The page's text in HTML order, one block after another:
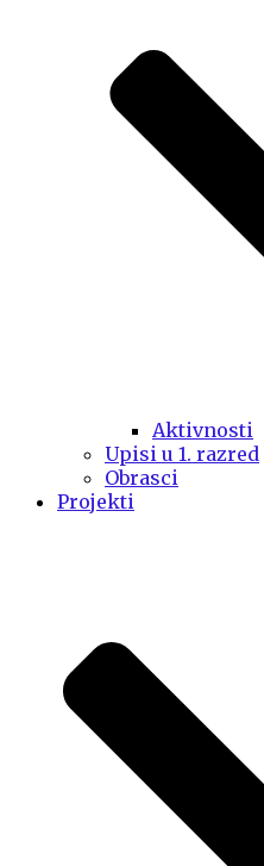
Aktivnosti
Upisi u 1. razred
Obrasci
Projekti